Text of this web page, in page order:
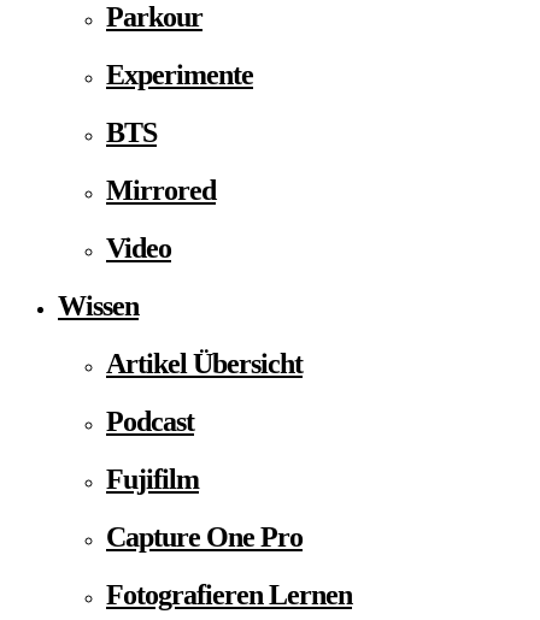
Parkour
Experimente
BTS
Mirrored
Video
Wissen
Artikel Übersicht
Podcast
Fujifilm
Capture One Pro
Fotografieren Lernen